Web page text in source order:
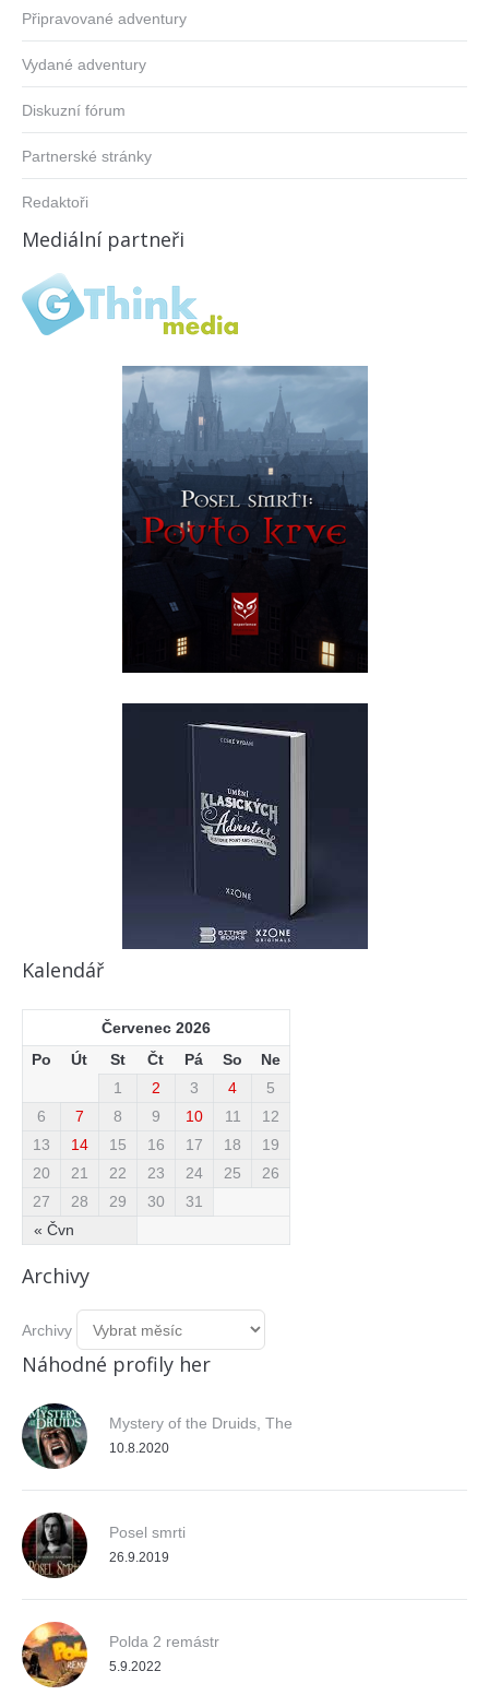
Připravované adventury
Vydané adventury
Diskuzní fórum
Partnerské stránky
Redaktoři
Mediální partneři
Kalendář
Červenec 2026
Po
Út St Čt Pá So Ne
« Čvn
1 2 3 4
5
6
7 8 9 10 11
12
13
14 15 16 17 18
19
20
21 22 23 24 25
26
27
28 29 30 31
Archivy
Archivy
Náhodné profily her
Mystery of the Druids, The
10.8.2020
Posel smrti
26.9.2019
Polda 2 remástr
5.9.2022